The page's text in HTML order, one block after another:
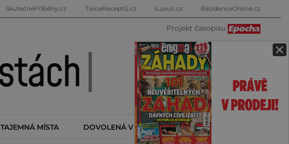
×
SkutečnéPříběhy.cz TisíceReceptů.cz iLuxus.cz RezidenceOnline.cz
Projekt časopisu
TAJEMNÁ MÍSTA DOVOLENÁ V ZAHRANIČÍ KALENDÁŘ AKCÍ